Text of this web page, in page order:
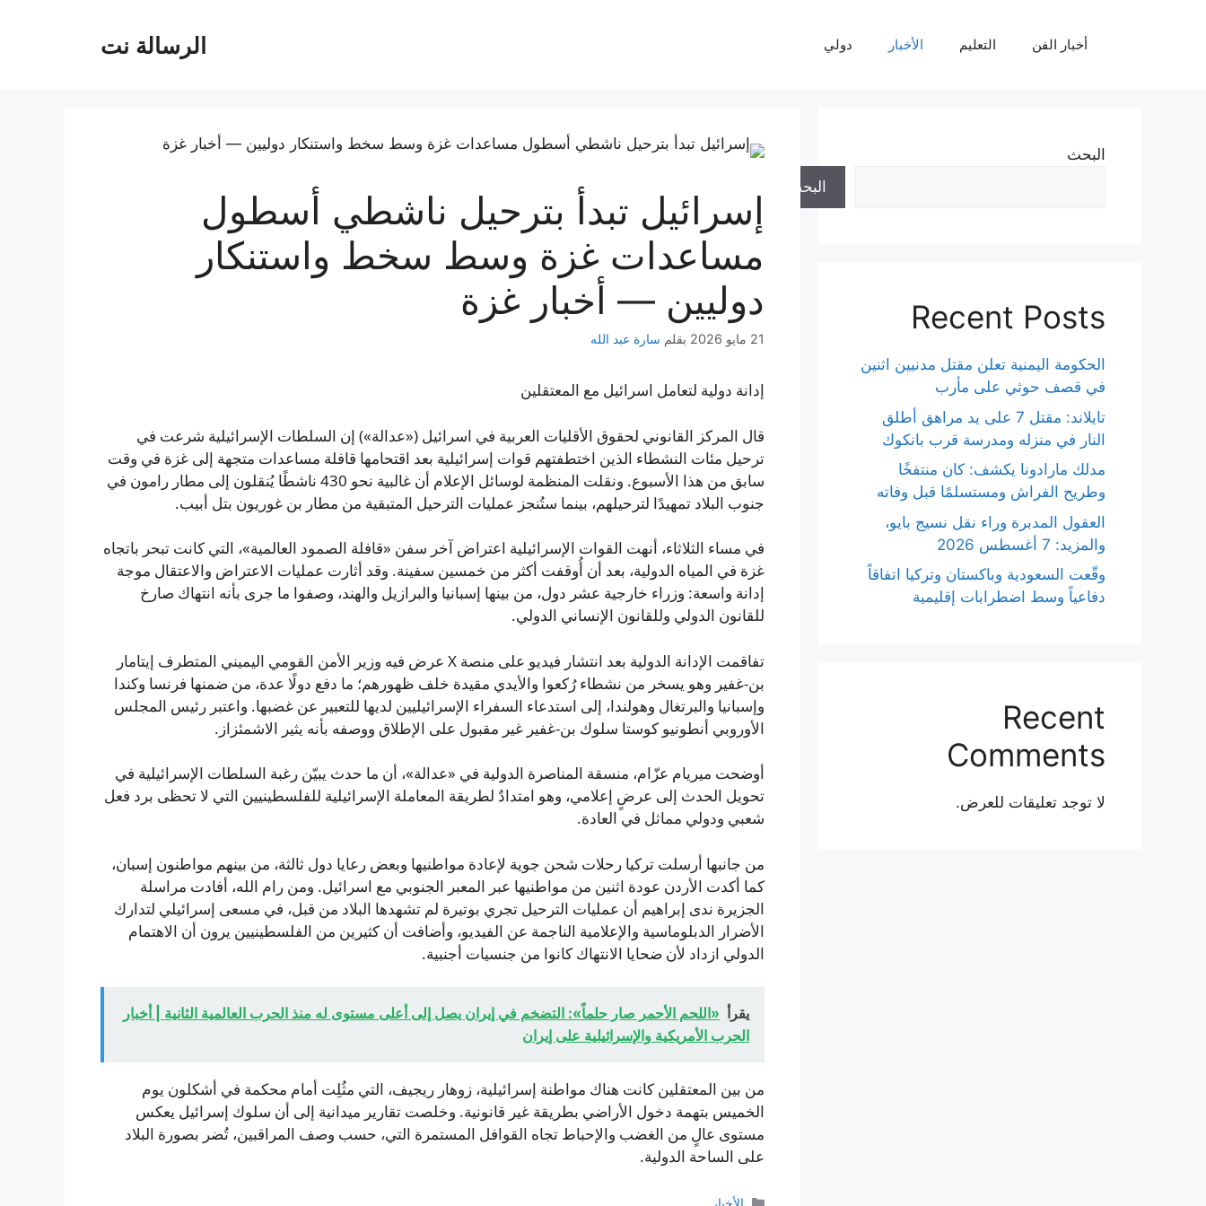
الرسالة نت أخبار الفن التعليم الأخبار دولي
إسرائيل تبدأ بترحيل ناشطي أسطول
مساعدات غزة وسط سخط واستنكار
دوليين — أخبار غزة
21 مايو 2026 بقلم سارة عبد الله
إدانة دولية لتعامل اسرائيل مع المعتقلين
قال المركز القانوني لحقوق الأقليات العربية في اسرائيل («عدالة») إن السلطات الإسرائيلية شرعت في
ترحيل مئات النشطاء الذين اختطفتهم قوات إسرائيلية بعد اقتحامها قافلة مساعدات متجهة إلى غزة في وقت
سابق من هذا الأسبوع. ونقلت المنظمة لوسائل الإعلام أن غالبية نحو 430 ناشطًا يُنقلون إلى مطار رامون في
جنوب البلاد تمهيدًا لترحيلهم، بينما ستُنجز عمليات الترحيل المتبقية من مطار بن غوريون بتل أبيب.
في مساء الثلاثاء، أنهت القوات الإسرائيلية اعتراض آخر سفن «قافلة الصمود العالمية»، التي كانت تبحر باتجاه
غزة في المياه الدولية، بعد أن أُوقفت أكثر من خمسين سفينة. وقد أثارت عمليات الاعتراض والاعتقال موجة
إدانة واسعة: وزراء خارجية عشر دول، من بينها إسبانيا والبرازيل والهند، وصفوا ما جرى بأنه انتهاك صارخ
للقانون الدولي وللقانون الإنساني الدولي.
تفاقمت الإدانة الدولية بعد انتشار فيديو على منصة X عرض فيه وزير الأمن القومي اليميني المتطرف إيتامار
بن-غفير وهو يسخر من نشطاء رُكعوا والأيدي مقيدة خلف ظهورهم؛ ما دفع دولًا عدة، من ضمنها فرنسا وكندا
وإسبانيا والبرتغال وهولندا، إلى استدعاء السفراء الإسرائيليين لديها للتعبير عن غضبها. واعتبر رئيس المجلس
الأوروبي أنطونيو كوستا سلوك بن-غفير غير مقبول على الإطلاق ووصفه بأنه يثير الاشمئزاز.
أوضحت ميريام عزّام، منسقة المناصرة الدولية في «عدالة»، أن ما حدث يبيّن رغبة السلطات الإسرائيلية في
تحويل الحدث إلى عرضٍ إعلامي، وهو امتدادٌ لطريقة المعاملة الإسرائيلية للفلسطينيين التي لا تحظى برد فعل
شعبي ودولي مماثل في العادة.
من جانبها أرسلت تركيا رحلات شحن جوية لإعادة مواطنيها وبعض رعايا دول ثالثة، من بينهم مواطنون إسبان،
كما أكدت الأردن عودة اثنين من مواطنيها عبر المعبر الجنوبي مع اسرائيل. ومن رام الله، أفادت مراسلة
الجزيرة ندى إبراهيم أن عمليات الترحيل تجري بوتيرة لم تشهدها البلاد من قبل، في مسعى إسرائيلي لتدارك
الأضرار الدبلوماسية والإعلامية الناجمة عن الفيديو، وأضافت أن كثيرين من الفلسطينيين يرون أن الاهتمام
الدولي ازداد لأن ضحايا الانتهاك كانوا من جنسيات أجنبية.
يقرأ «اللحم الأحمر صار حلماً»: التضخم في إيران يصل إلى أعلى مستوى له منذ الحرب العالمية الثانية | أخبار
الحرب الأمريكية والإسرائيلية على إيران
من بين المعتقلين كانت هناك مواطنة إسرائيلية، زوهار ريجيف، التي مثُلِت أمام محكمة في أشكلون يوم
الخميس بتهمة دخول الأراضي بطريقة غير قانونية. وخلصت تقارير ميدانية إلى أن سلوك إسرائيل يعكس
مستوى عالٍ من الغضب والإحباط تجاه القوافل المستمرة التي، حسب وصف المراقبين، تُضر بصورة البلاد
على الساحة الدولية.
التصنيفات
البحث
البحث
Recent Posts
الحكومة اليمنية تعلن مقتل مدنيين اثنين
في قصف حوثي على مأرب
تايلاند: مقتل 7 على يد مراهق أطلق
النار في منزله ومدرسة قرب بانكوك
مدلك مارادونا يكشف: كان منتفخًا
وطريح الفراش ومستسلمًا قبل وفاته
العقول المدبرة وراء نقل نسيج بايو،
والمزيد: 7 أغسطس 2026
وقّعت السعودية وباكستان وتركيا اتفاقاً
دفاعياً وسط اضطرابات إقليمية
Recent
Comments
لا توجد تعليقات للعرض.